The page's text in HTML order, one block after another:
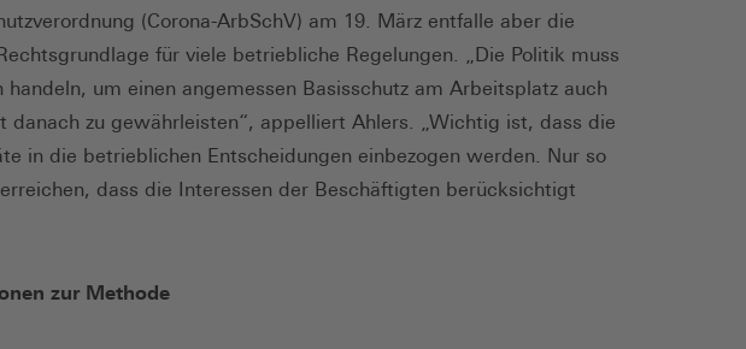
(Corona-ArbSchV) am 19. März entfalle aber die
für viele betriebliche Regelungen. „Die Politik muss
handeln, um einen angemessen Basisschutz am Arbeitsplatz auch
danach zu gewährleisten“, appelliert Ahlers. „Wichtig ist, dass die
in die betrieblichen Entscheidungen einbezogen werden. Nur so
dass die Interessen der Beschäftigten berücksichtigt
zur Methode